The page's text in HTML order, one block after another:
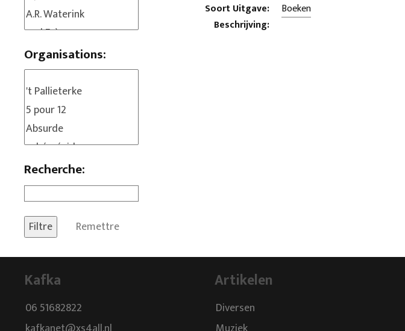
Organisations:
Recherche:
Remettre
Soort Uitgave:
Boeken
Beschrijving:
Kafka
06 51682822
Artikelen
Diversen